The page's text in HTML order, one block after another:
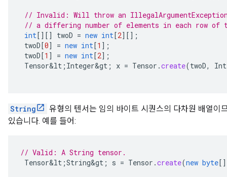
// Invalid: Will throw an
// a differing number of elements in each row of
int[][] twoD = new int[2][] ;
twoD[0] = new int[1 ] ;
twoD[1 ] = new int[2] ;
Tensor&lt ; Integer&gt ; x = Tensor .create(twoD,
String
유형의 텐서는 임의 바이트 시퀀스의 다차원 배열이
있습니다. 예를 들어:
// Valid: A String tensor.
Tensor&lt ;String&gt ; s = Tensor .create(new byte[]